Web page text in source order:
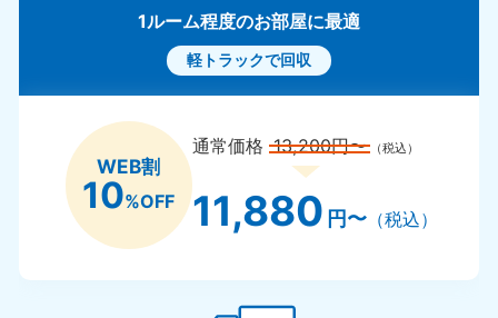
1ルーム程度のお部屋に最適
軽トラックで回収
WEB割
10%OFF
通常価格13,200円〜 （税込）
11,880 円〜（税込）